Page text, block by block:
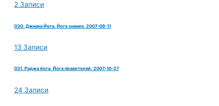
2 Записи
030. Джнана Йога. Йога знания. 2007-08-11
13 Записи
031. Раджа йога. Йога правителей. 2007-10-27
24 Записи